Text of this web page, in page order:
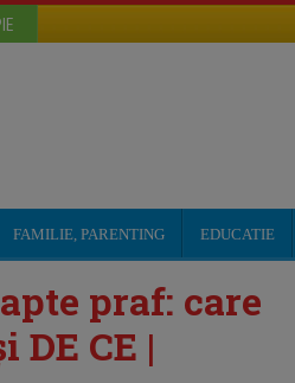
FAMILIE, PARENTING EDUCATIE
praf: care
CE |